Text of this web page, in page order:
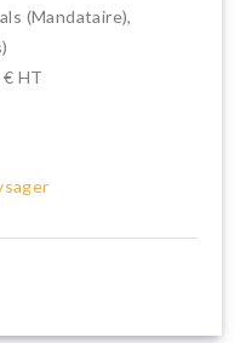
(Mandataire),
HT